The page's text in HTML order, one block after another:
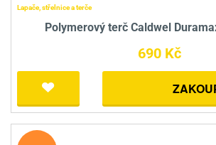
Lapače, střelnice a terče
Polymerový terč Caldwel
690 Kč